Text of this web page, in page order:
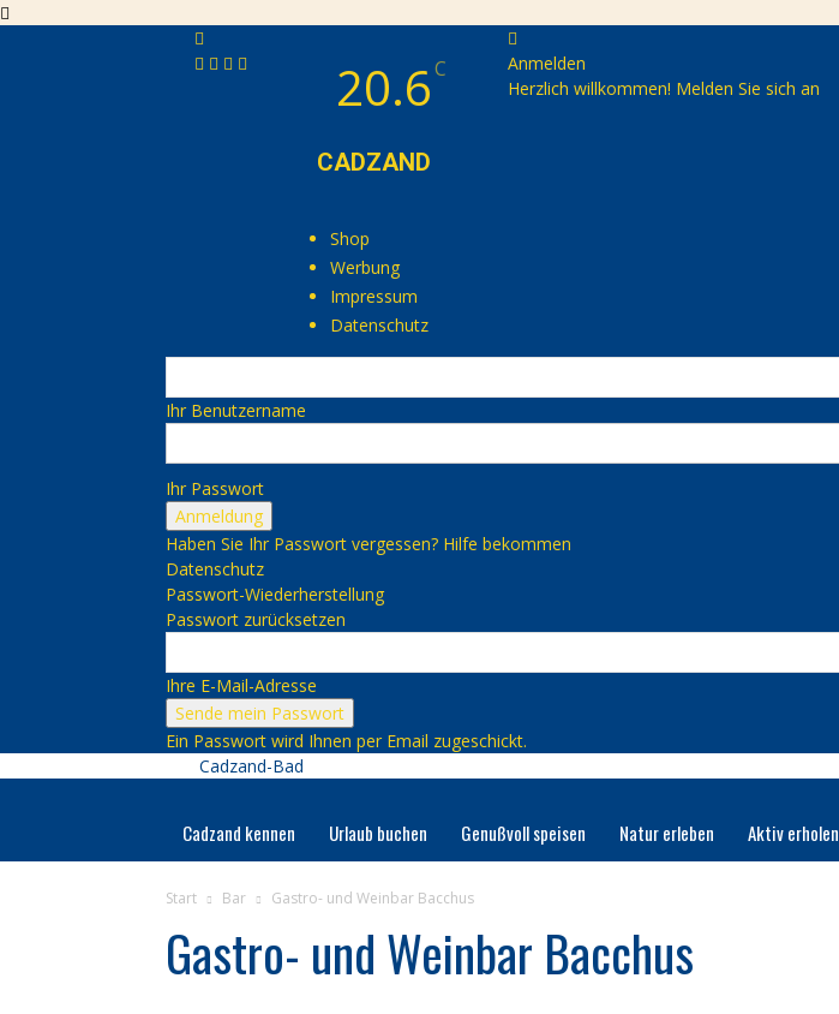
20.6C
CADZAND
Shop
Werbung
Impressum
Datenschutz
Anmelden
Herzlich willkommen! Melden Sie sich an
Ihr Benutzername
Ihr Passwort
Haben Sie Ihr Passwort vergessen? Hilfe bekommen
Datenschutz
Passwort-Wiederherstellung
Passwort zurücksetzen
Ihre E-Mail-Adresse
Ein Passwort wird Ihnen per Email zugeschickt.
Cadzand-Bad
Cadzand kennen Urlaub buchen Genußvoll speisen Natur erleben Aktiv erholen
Start Bar Gastro- und Weinbar Bacchus
Gastro- und Weinbar Bacchus